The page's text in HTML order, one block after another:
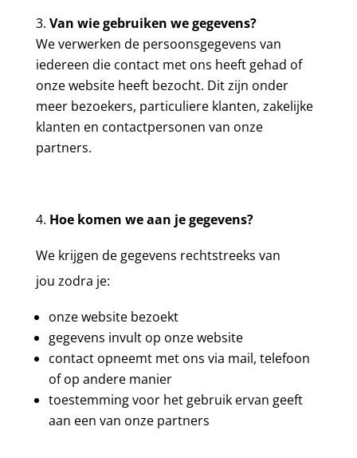
Van wie gebruiken we gegevens?
We verwerken de persoonsgegevens van
iedereen die contact met ons heeft gehad of
onze website heeft bezocht. Dit zijn onder
meer bezoekers, particuliere klanten, zakelijke
klanten en contactpersonen van onze
partners.
Hoe komen we aan je gegevens?
We krijgen de gegevens rechtstreeks van
jou zodra je:
onze website bezoekt
gegevens invult op onze website
contact opneemt met ons via mail, telefoon
of op andere manier
toestemming voor het gebruik ervan geeft
aan een van onze partners